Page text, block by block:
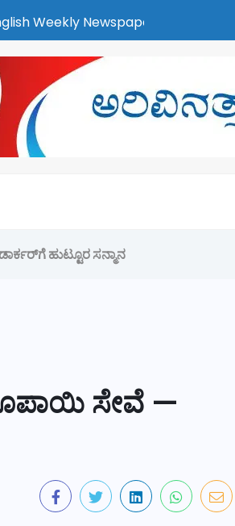
| ಕರಾವಳಿ ಸುದ್ದಿ - ಅರವಿನತ್ತ ನಮ್ಮ ಚಿತ್ತ
ಹುಟ್ಟೂರ ಸನ್ಮಾನ
ಸೇವೆ —